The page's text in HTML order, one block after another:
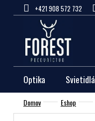
+421 908 572 732
Optika Svietidlá
Domov Eshop